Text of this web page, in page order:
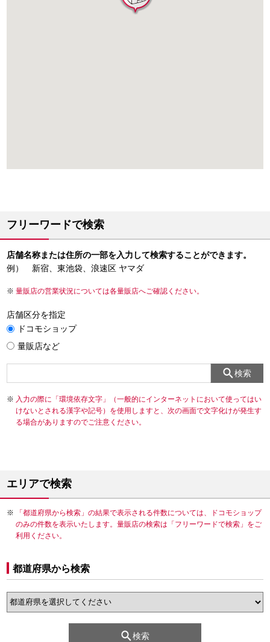
フリーワードで検索
店舗名称または住所の一部を入力して検索することができます。
例） 新宿、東池袋、浪速区 ヤマダ
量販店の営業状況については各量販店へご確認ください。
店舗区分を指定
ドコモショップ
量販店など
検索
入力の際に「環境依存文字」（一般的にインターネットにおいて使ってはい
けないとされる漢字や記号）を使用しますと、次の画面で文字化けが発生す
る場合がありますのでご注意ください。
エリアで検索
「都道府県から検索」の結果で表示される件数については、ドコモショップ
のみの件数を表示いたします。量販店の検索は「フリーワードで検索」をご
利用ください。
都道府県から検索
検索